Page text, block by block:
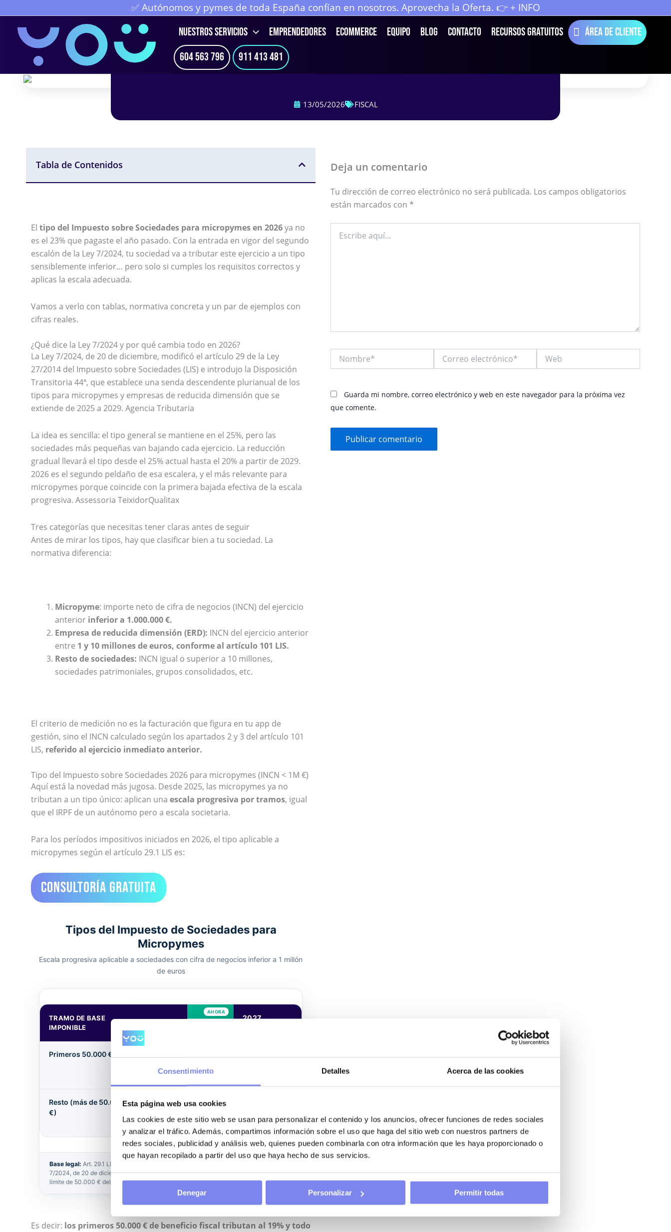
Consentimiento Detalles Acerca de las cookies
Esta página web usa cookies
Las cookies de este sitio web se usan para personalizar el contenido y los anuncios, ofrecer funciones de redes sociales
y analizar el tráfico. Además, compartimos información sobre el uso que haga del sitio web con nuestros partners de
redes sociales, publicidad y análisis web, quienes pueden combinarla con otra información que les haya proporcionado o
que hayan recopilado a partir del uso que haya hecho de sus servicios.
Denegar Personalizar Permitir todas
al
contenido
✅ Autónomos y pymes de toda España confían en nosotros. Aprovecha la Oferta. 👉 + INFO
NUESTROS SERVICIOS EMPRENDEDORES ECOMMERCE Equipo Blog Contacto Recursos Gratuitos
Área de cliente
604 563 796
911 413 481
13/05/2026 FISCAL
Tabla de Contenidos
El tipo del Impuesto sobre Sociedades para micropymes en 2026ya no
es el 23% que pagaste el año pasado. Con la entrada en vigor del segundo
escalón de la Ley 7/2024, tu sociedad va a tributar este ejercicio a un tipo
sensiblemente inferior… pero solo si cumples los requisitos correctos y
aplicas la escala adecuada.
Vamos a verlo con tablas, normativa concreta y un par de ejemplos con
cifras reales.
¿Qué dice la Ley 7/2024 y por qué cambia todo en 2026?
La Ley 7/2024, de 20 de diciembre, modificó el artículo 29 de la Ley
27/2014 del Impuesto sobre Sociedades (LIS) e introdujo la Disposición
Transitoria 44ª, que establece una senda descendente plurianual de los
tipos para micropymes y empresas de reducida dimensión que se
extiende de 2025 a 2029. Agencia Tributaria
La idea es sencilla: el tipo general se mantiene en el 25%, pero las
sociedades más pequeñas van bajando cada ejercicio. La reducción
gradual llevará el tipo desde el 25% actual hasta el 20% a partir de 2029.
2026 es el segundo peldaño de esa escalera, y el más relevante para
micropymes porque coincide con la primera bajada efectiva de la escala
progresiva. Assessoria TeixidorQualitax
Tres categorías que necesitas tener claras antes de seguir
Antes de mirar los tipos, hay que clasificar bien a tu sociedad. La
normativa diferencia:
Micropyme: importe neto de cifra de negocios (INCN) del ejercicio
anterior inferior a 1.000.000 €.
Empresa de reducida dimensión (ERD): INCN del ejercicio anterior
entre 1 y 10 millones de euros, conforme al artículo 101 LIS.
Resto de sociedades: INCN igual o superior a 10 millones,
sociedades patrimoniales, grupos consolidados, etc.
El criterio de medición no es la facturación que figura en tu app de
gestión, sino el INCN calculado según los apartados 2 y 3 del artículo 101
LIS, referido al ejercicio inmediato anterior.
Tipo del Impuesto sobre Sociedades 2026 para micropymes (INCN < 1M €)
Aquí está la novedad más jugosa. Desde 2025, las micropymes ya no
tributan a un tipo único: aplican una escala progresiva por tramos, igual
que el IRPF de un autónomo pero a escala societaria.
Para los períodos impositivos iniciados en 2026, el tipo aplicable a
micropymes según el artículo 29.1 LIS es:
Consultoría Gratuita
Tipos del Impuesto de Sociedades para
Micropymes
Escala progresiva aplicable a sociedades con cifra de negocios inferior a 1 millón
de euros
TRAMO DE BASE
IMPONIBLE
2027
Primeros 50.000 €
21
%
19
%
17 %
Resto (más de 50.000
€)
22
%
21
%
Base legal: Art. 29.1 LIS y Disposición Transitoria 44ª LIS, modificados por la Ley
7/2024, de 20 de diciembre. En ejercicios partidos (duración inferior a 12 meses), el
límite de 50.000 € del primer tramo se prorratea proporcionalmente.
Es decir: los primeros 50.000 € de beneficio fiscal tributan al 19% y todo
Deja un comentario
Tu dirección de correo electrónico no será publicada. Los campos obligatorios
están marcados con *
aquí...
electrónico*
Guarda mi nombre, correo electrónico y web en este navegador para la próxima vez
que comente.